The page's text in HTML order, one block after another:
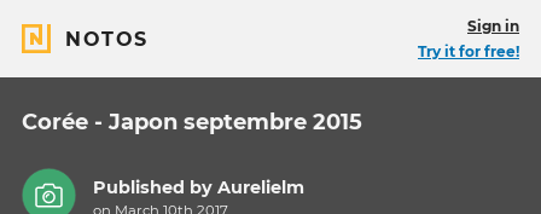
NOTOS
Sign in
Try it for free!
Corée - Japon septembre 2015
Published byAurelielm